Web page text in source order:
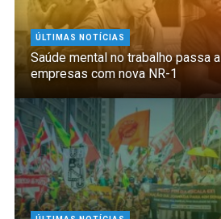
ÚLTIMAS NOTÍCIAS
Saúde mental no trabalho passa
empresas com nova NR-1